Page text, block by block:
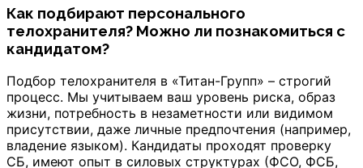
Как подбирают персонального
телохранителя? Можно ли познакомиться с
кандидатом?
Подбор телохранителя в «Титан-Групп» – строгий
процесс. Мы учитываем ваш уровень риска, образ
жизни, потребность в незаметности или видимом
присутствии, даже личные предпочтения (например,
владение языком). Кандидаты проходят проверку
СБ, имеют опыт в силовых структурах (ФСО, ФСБ,